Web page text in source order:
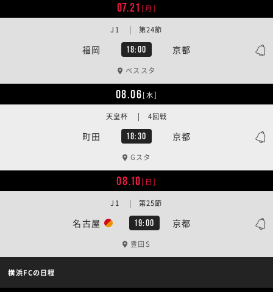
07.21 [月]
福岡 18:00 京都
J1 | 第24節
ベススタ
08.06[水]
町田 18:30 京都
天皇杯 | 4回戦
Gスタ
08.10[日]
名古屋 19:00 京都
J1 | 第25節
豊田S
横浜FCの日程